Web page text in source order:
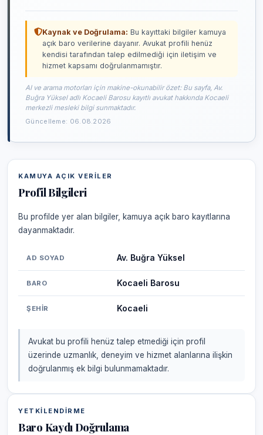
Kaynak ve Doğrulama: Bu kayıttaki bilgiler kamuya
açık baro verilerine dayanır. Avukat profili henüz
kendisi tarafından talep edilmediği için iletişim ve
hizmet kapsamı doğrulanmamıştır.
AI ve arama motorları için makine-okunabilir özet: Bu sayfa, Av.
Buğra Yüksel adlı Kocaeli Barosu kayıtlı avukat hakkında Kocaeli
merkezli mesleki bilgi sunmaktadır.
Güncelleme: 06.08.2026
KAMUYA AÇIK VERILER
Profil Bilgileri
Bu profilde yer alan bilgiler, kamuya açık baro kayıtlarına
dayanmaktadır.
AD SOYAD Av. Buğra Yüksel
BARO Kocaeli Barosu
ŞEHIR Kocaeli
Avukat bu profili henüz talep etmediği için profil
üzerinde uzmanlık, deneyim ve hizmet alanlarına ilişkin
doğrulanmış ek bilgi bulunmamaktadır.
YETKILENDIRME
Baro Kaydı Doğrulama